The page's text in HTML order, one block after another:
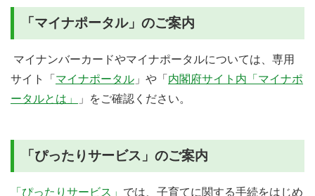
「マイナポータル」のご案内
マイナンバーカードやマイナポータルについては、専用
サイト「 マイナポータル 」や「 内閣府サイト内「マイナポ
ータルとは」
」をご確認ください。
「ぴったりサービス」のご案内
「ぴったりサービス」 では、子育てに関する手続をはじめ